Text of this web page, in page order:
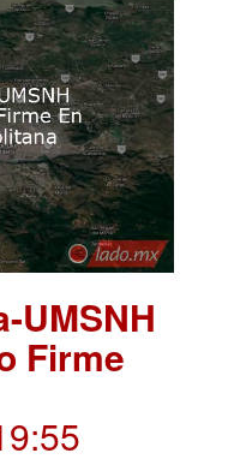
UMSNH
Firme